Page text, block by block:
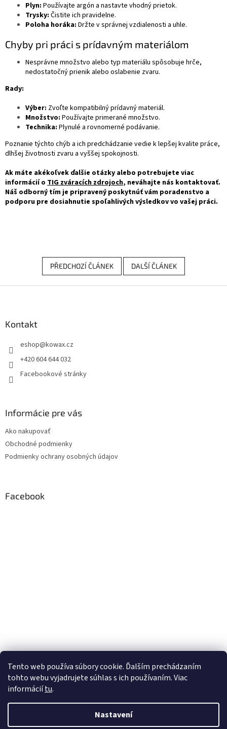
Tento web používa súbory cookie. Ďalším prechádzaním
tohto webu vyjadrujete súhlas s ich používaním. Viac
informáciítu.
Nastavení
Plyn: Používajte argón a nastavte vhodný prietok.
Trysky: Čistite ich pravidelne.
Poloha horáka: Držte v správnej vzdialenosti a uhle.
Chyby pri práci s prídavným materiálom
Nesprávne množstvo alebo typ materiálu spôsobuje hrče,
nedostatočný prienik alebo oslabenie zvaru.
Rady:
Výber: Zvoľte kompatibilný prídavný materiál.
Množstvo: Používajte primerané množstvo.
Technika: Plynulé a rovnomerné podávanie.
Poznanie týchto chýb a ich predchádzanie vedie k lepšej kvalite práce,
dlhšej životnosti zvaru a vyššej spokojnosti.
Ak máte akékoľvek ďalšie otázky alebo potrebujete viac
informácií o TIG zváracích zdrojoch, neváhajte nás kontaktovať.
Náš odborný tím je pripravený poskytnúť vám poradenstvo a
podporu pre dosiahnutie spoľahlivých výsledkov vo vašej práci.
PŘEDCHOZÍ ČLÁNEK DALŠÍ ČLÁNEK
Kontakt
eshop@kowax.cz
+420 604 644 032
Facebookové stránky
Informácie pre vás
Ako nakupovať
Obchodné podmienky
Podmienky ochrany osobných údajov
Facebook
Vytvořil Shoptet